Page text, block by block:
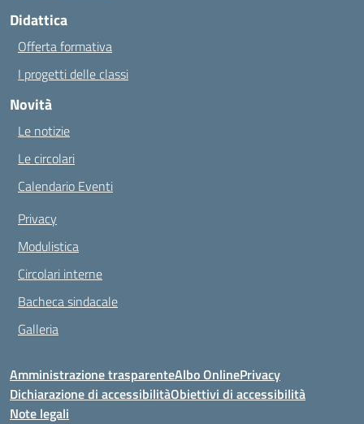
Didattica
Offerta formativa
I progetti delle classi
Novità
Le notizie
Le circolari
Calendario Eventi
Privacy
Modulistica
Circolari interne
Bacheca sindacale
Galleria
Amministrazione trasparenteAlbo OnlinePrivacy
Dichiarazione di accessibilitàObiettivi di accessibilità
Note legali